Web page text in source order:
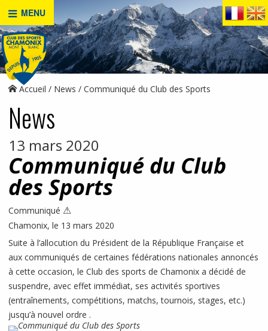
MENU
Accueil News Communiqué du Club des Sports
News
13 mars 2020
Communiqué du Club
des Sports
Communiqué ⚠
Chamonix, le 13 mars 2020
Suite à l’allocution du Président de la République Française et
aux communiqués de certaines fédérations nationales annoncés
à cette occasion, le Club des sports de Chamonix a décidé de
suspendre, avec effet immédiat, ses activités sportives
(entraînements, compétitions, matchs, tournois, stages, etc.)
jusqu’à nouvel ordre .